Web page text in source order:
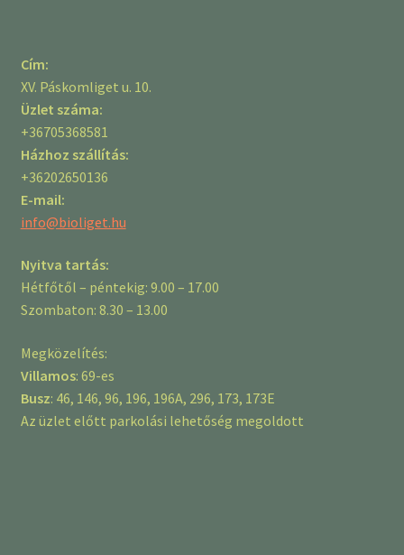
Cím:
XV. Páskomliget u. 10.
Üzlet száma:
+36705368581
Házhoz szállítás:
+36202650136
E-mail:
info@bioliget.hu
Nyitva tartás:
Hétfőtől – péntekig: 9.00 – 17.00
Szombaton: 8.30 – 13.00
Megközelítés:
Villamos: 69-es
Busz: 46, 146, 96, 196, 196A, 296, 173, 173E
Az üzlet előtt parkolási lehetőség megoldott